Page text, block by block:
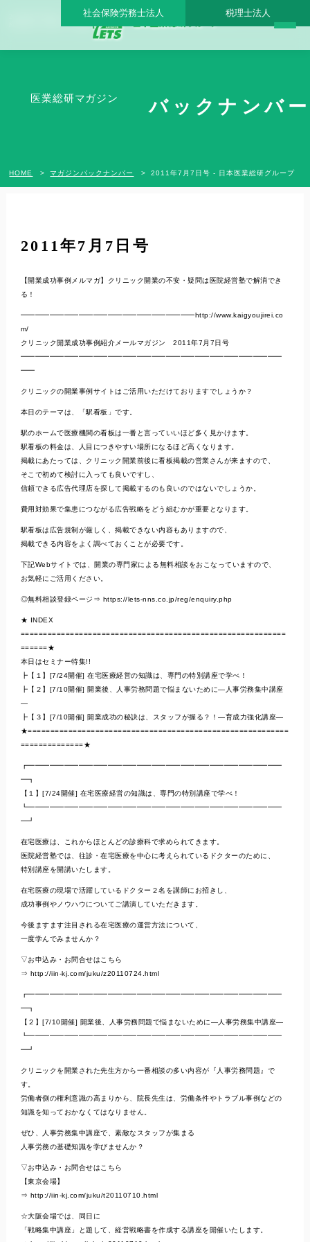
2011年7月7日号 - 日本医業総研グループ |日本医業総研｜医院開業・承継・クリニック
社会保険労務士法人 税理士法人
医業総研マガジン バックナンバー
HOME マガジンバックナンバー 2011年7月7日号 - 日本医業総研グループ
2011年7月7日号
【開業成功事例メルマガ】クリニック開業の不安・疑問は医院経営塾で解消でき
る！
━━━━━━━━━━━━━━━━━━━━━━━━http://www.kaigyoujirei.co
m/
クリニック開業成功事例紹介メールマガジン 2011年7月7日号
━━━━━━━━━━━━━━━━━━━━━━━━━━━━━━━━━━━━
━━
クリニックの開業事例サイトはご活用いただけておりますでしょうか？
本日のテーマは、「駅看板」です。
駅のホームで医療機関の看板は一番と言っていいほど多く見かけます。
駅看板の料金は、人目につきやすい場所になるほど高くなります。
掲載にあたっては、クリニック開業前後に看板掲載の営業さんが来ますので、
そこで初めて検討に入っても良いですし、
信頼できる広告代理店を探して掲載するのも良いのではないでしょうか。
費用対効果で集患につながる広告戦略をどう組むかが重要となります。
駅看板は広告規制が厳しく、掲載できない内容もありますので、
掲載できる内容をよく調べておくことが必要です。
下記Webサイトでは、開業の専門家による無料相談をおこなっていますので、
お気軽にご活用ください。
◎無料相談登録ページ⇒ https://lets-nns.co.jp/reg/enquiry.php
★ INDEX
===========================================================
======★
本日はセミナー特集!!
┣【１】[7/24開催] 在宅医療経営の知識は、専門の特別講座で学べ！
┣【２】[7/10開催] 開業後、人事労務問題で悩まないために―人事労務集中講座
―
┣【３】[7/10開催] 開業成功の秘訣は、スタッフが握る？！―育成力強化講座―
★==========================================================
==============★
┏━━━━━━━━━━━━━━━━━━━━━━━━━━━━━━━━━━━
━┓
【１】[7/24開催] 在宅医療経営の知識は、専門の特別講座で学べ！
┗━━━━━━━━━━━━━━━━━━━━━━━━━━━━━━━━━━━
━┛
在宅医療は、これからほとんどの診療科で求められてきます。
医院経営塾では、往診・在宅医療を中心に考えられているドクターのために、
特別講座を開講いたします。
在宅医療の現場で活躍しているドクター２名を講師にお招きし、
成功事例やノウハウについてご講演していただきます。
今後ますます注目される在宅医療の運営方法について、
一度学んでみませんか？
▽お申込み・お問合せはこちら
⇒ http://iin-kj.com/juku/z20110724.html
┏━━━━━━━━━━━━━━━━━━━━━━━━━━━━━━━━━━━
━┓
【２】[7/10開催] 開業後、人事労務問題で悩まないために―人事労務集中講座―
┗━━━━━━━━━━━━━━━━━━━━━━━━━━━━━━━━━━━
━┛
クリニックを開業された先生方から一番相談の多い内容が『人事労務問題』で
す。
労働者側の権利意識の高まりから、院長先生は、労働条件やトラブル事例などの
知識を知っておかなくてはなりません。
ぜひ、人事労務集中講座で、素敵なスタッフが集まる
人事労務の基礎知識を学びませんか？
▽お申込み・お問合せはこちら
【東京会場】
⇒ http://iin-kj.com/juku/t20110710.html
☆大阪会場では、同日に
「戦略集中講座」と題して、経営戦略書を作成する講座を開催いたします。